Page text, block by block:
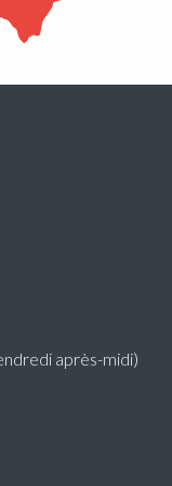
pour les
à projets
du territoire.
après-midi)